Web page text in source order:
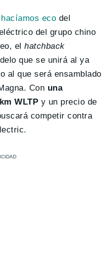
eco del
del grupo chino
elhatchback
que se unirá al ya
al que será ensamblado
Con una
WLTP y un precio de
competir contra